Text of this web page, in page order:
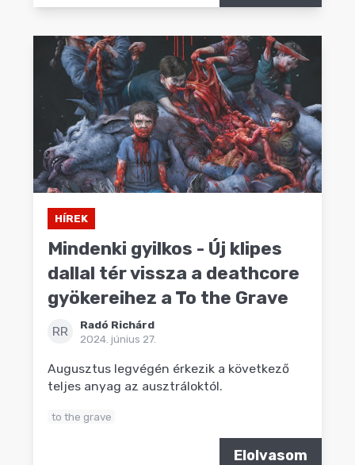
HÍREK
Mindenki gyilkos - Új klipes
dallal tér vissza a deathcore
gyökereihez a To the Grave
RR
Radó Richárd
2024. június 27.
Augusztus legvégén érkezik a következő
teljes anyag az ausztráloktól.
to the grave
Elolvasom